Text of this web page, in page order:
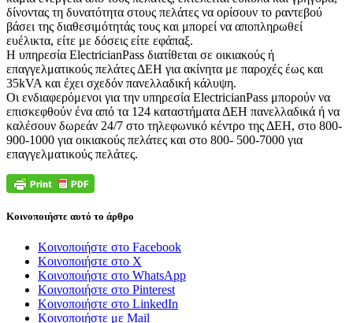
δίνοντας τη δυνατότητα στους πελάτες να ορίσουν το ραντεβού
βάσει της διαθεσιμότητάς τους και μπορεί να αποπληρωθεί
ευέλικτα, είτε με δόσεις είτε εφάπαξ.
Η υπηρεσία ElectricianPass διατίθεται σε οικιακούς ή
επαγγελματικούς πελάτες ΔΕΗ για ακίνητα με παροχές έως και
35kVA και έχει σχεδόν πανελλαδική κάλυψη.
Οι ενδιαφερόμενοι για την υπηρεσία ElectricianPass μπορούν να
επισκεφθούν ένα από τα 124 καταστήματα ΔΕΗ πανελλαδικά ή να
καλέσουν δωρεάν 24/7 στο τηλεφωνικό κέντρο της ΔΕΗ, στο 800-
900-1000 για οικιακούς πελάτες και στο 800- 500-7000 για
επαγγελματικούς πελάτες.
Κοινοποιήστε αυτό το άρθρο
Κοινοποιήστε στο Facebook
Κοινοποιήστε στο X
Κοινοποιήστε στο WhatsApp
Κοινοποιήστε στο Pinterest
Κοινοποιήστε στο LinkedIn
Κοινοποιήστε με Mail